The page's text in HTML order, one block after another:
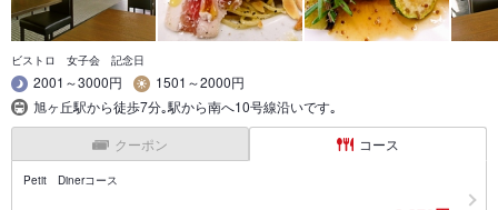
ビストロ 女子会 記念日
2001～3000円
1501～2000円
旭ヶ丘駅から徒歩7分｡駅から南へ10号線沿いです｡
クーポン コース
Petit Dinerコース